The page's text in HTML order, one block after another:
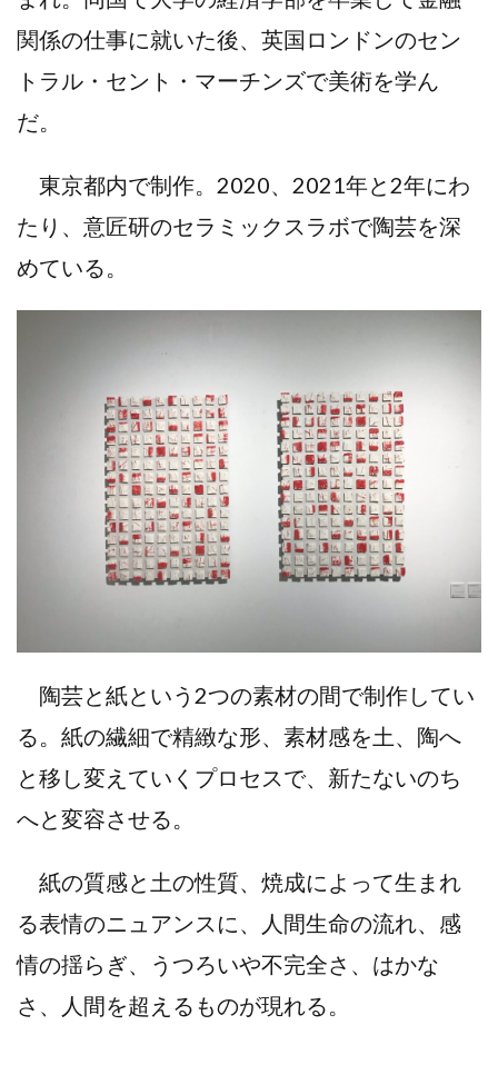
関係の仕事に就いた後、英国ロンドンのセン
トラル・セント・マーチンズで美術を学ん
だ。
東京都内で制作。2020、2021年と2年にわ
たり、意匠研のセラミックスラボで陶芸を深
めている。
陶芸と紙という2つの素材の間で制作してい
る。紙の繊細で精緻な形、素材感を土、陶へ
と移し変えていくプロセスで、新たないのち
へと変容させる。
紙の質感と土の性質、焼成によって生まれ
る表情のニュアンスに、人間生命の流れ、感
情の揺らぎ、うつろいや不完全さ、はかな
さ、人間を超えるものが現れる。